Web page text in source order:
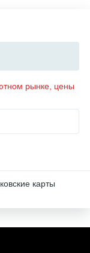
рынке, цены
карты